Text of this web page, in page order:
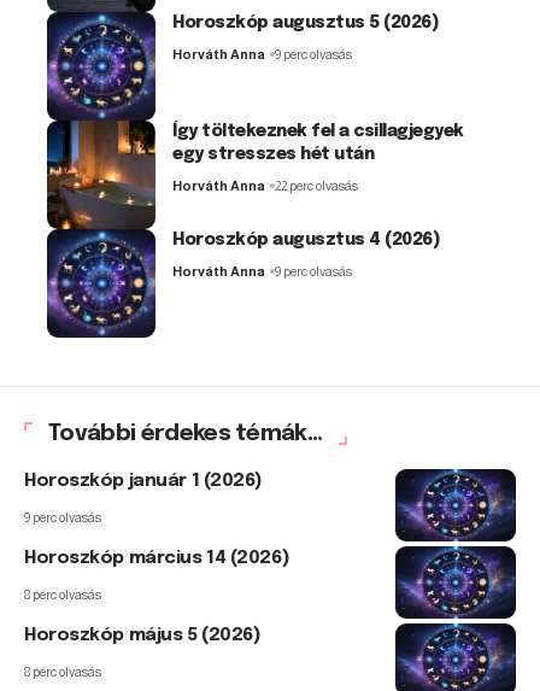
Horoszkóp augusztus 5 (2026)
Horváth Anna 9 perc olvasás
Így töltekeznek fel a csillagjegyek
egy stresszes hét után
Horváth Anna 22 perc olvasás
Horoszkóp augusztus 4 (2026)
Horváth Anna 9 perc olvasás
További érdekes témák...
Horoszkóp január 1 (2026)
9 perc olvasás
Horoszkóp március 14 (2026)
8 perc olvasás
Horoszkóp május 5 (2026)
8 perc olvasás